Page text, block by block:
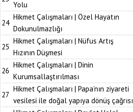
Yolu
24
Hikmet Çalışmaları | Özel Hayatın
Dokunulmazlığı
25
Hikmet Çalışmaları | Nüfus Artış
Hızının Düşmesi
26
Hikmet Çalışmaları | Dinin
Kurumsallaştırılması
27
Hikmet Çalışmaları | Papa’nın ziyareti
vesilesi ile doğal yapıya dönüş çağrısı